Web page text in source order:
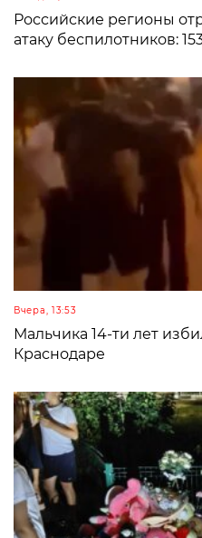
Российские регионы
атаку беспилотников:
Вчера, 13:53
Мальчика 14-ти лет
Краснодаре